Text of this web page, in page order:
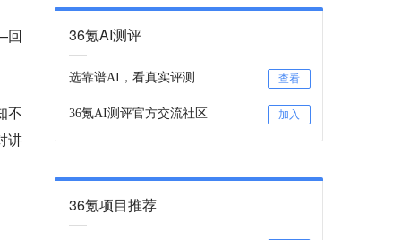
回
不
讲
36氪AI测评
选靠谱AI，看真实评测 查看
36氪AI测评官方交流社区 加入
36氪项目推荐